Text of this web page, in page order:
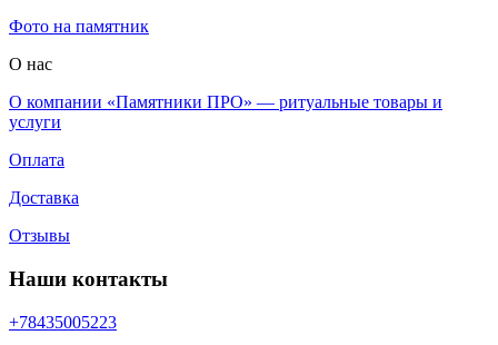
Фото на памятник
О нас
О компании «Памятники ПРО» — ритуальные товары и
услуги
Оплата
Доставка
Отзывы
Наши контакты
+78435005223